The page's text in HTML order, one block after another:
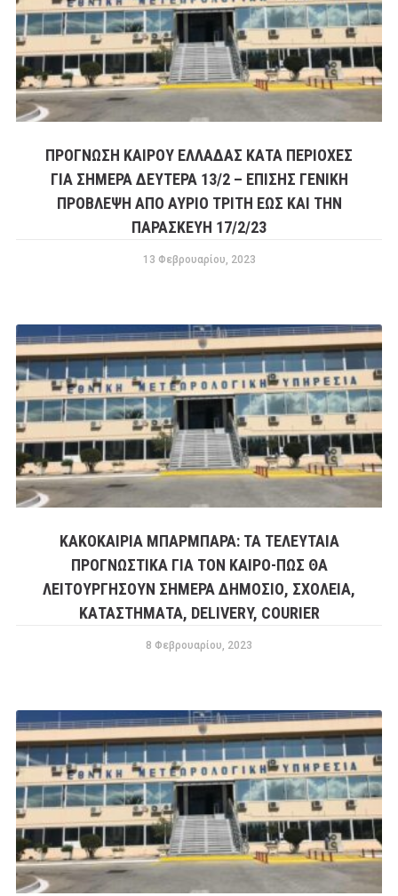
ΠΡΟΓΝΩΣΗ ΚΑΙΡΟΥ ΕΛΛΑΔΑΣ ΚΑΤΑ ΠΕΡΙΟΧΕΣ
ΓΙΑ ΣΗΜΕΡΑ ΔΕΥΤΕΡΑ 13/2 – ΕΠΙΣΗΣ ΓΕΝΙΚΗ
ΠΡΟΒΛΕΨΗ ΑΠΟ ΑΥΡΙΟ ΤΡΙΤΗ ΕΩΣ ΚΑΙ ΤΗΝ
ΠΑΡΑΣΚΕΥΗ 17/2/23
13 Φεβρουαρίου, 2023
ΚΑΚΟΚΑΙΡΊΑ ΜΠΆΡΜΠΑΡΑ: ΤΑ ΤΕΛΕΥΤΑΊΑ
ΠΡΟΓΝΩΣΤΙΚΆ ΓΙΑ ΤΟΝ ΚΑΙΡΌ-ΠΏΣ ΘΑ
ΛΕΙΤΟΥΡΓΉΣΟΥΝ ΣΉΜΕΡΑ ΔΗΜΌΣΙΟ, ΣΧΟΛΕΊΑ,
ΚΑΤΑΣΤΉΜΑΤΑ, DELIVERY, COURIER
8 Φεβρουαρίου, 2023